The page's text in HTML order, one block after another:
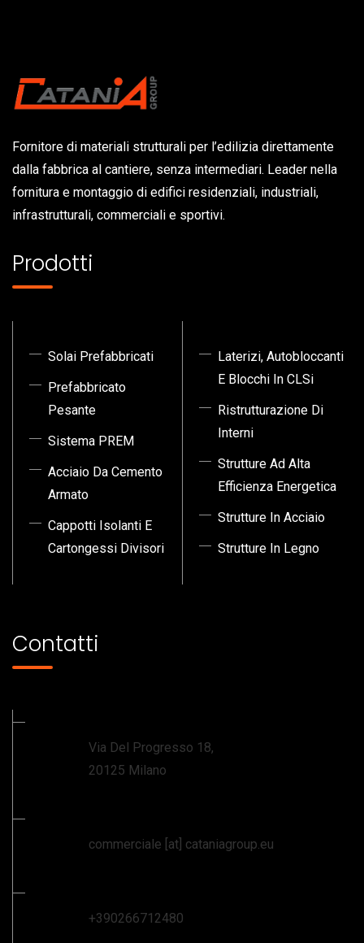
Fornitore di materiali strutturali per l’edilizia direttamente
dalla fabbrica al cantiere, senza intermediari. Leader nella
fornitura e montaggio di edifici residenziali, industriali,
infrastrutturali, commerciali e sportivi.
Prodotti
Solai Prefabbricati
Prefabbricato
Pesante
Sistema PREM
Acciaio Da Cemento
Armato
Cappotti Isolanti E
Cartongessi Divisori
Laterizi, Autobloccanti
E Blocchi In CLSi
Ristrutturazione Di
Interni
Strutture Ad Alta
Efficienza Energetica
Strutture In Acciaio
Strutture In Legno
Contatti
Via Del Progresso 18,
20125 Milano
commerciale [at] cataniagroup.eu
+390266712480